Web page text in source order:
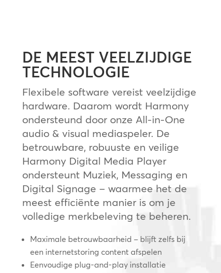
DE MEEST VEELZIJDIGE
TECHNOLOGIE
Flexibele software vereist veelzijdige
hardware. Daarom wordt Harmony
ondersteund door onze All-in-One
audio & visual mediaspeler. De
betrouwbare, robuuste en veilige
Harmony Digital Media Player
ondersteunt Muziek, Messaging en
Digital Signage – waarmee het de
meest efficiënte manier is om je
volledige merkbeleving te beheren.
Maximale betrouwbaarheid – blijft zelfs bij
een internetstoring content afspelen
Eenvoudige plug-and-play installatie